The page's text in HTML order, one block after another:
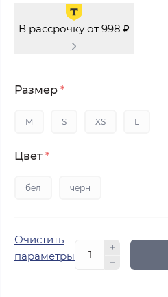
В рассрочку от 998 ₽
Размер *
M S XS L
Цвет *
бел черн
Очистить
параметры